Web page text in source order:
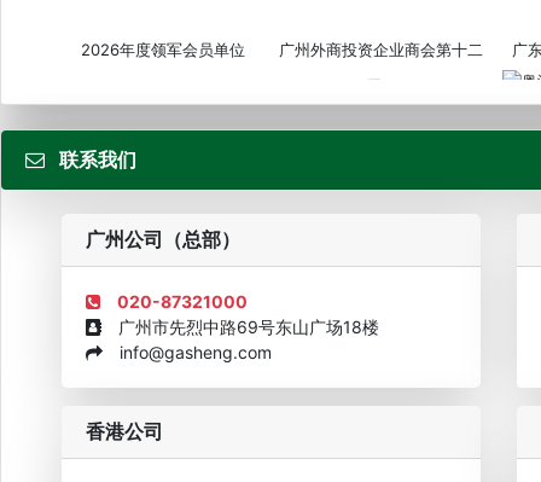
2026年度领军会员单位
广州外商投资企业商会第十二
届...
广
企业诚信AAAAA奖牌2015 欧美澳最具价值品牌移民机构
联系我们
广州公司（总部）
020-87321000
广州市先烈中路69号东山广场18楼
info@gasheng.com
香港公司